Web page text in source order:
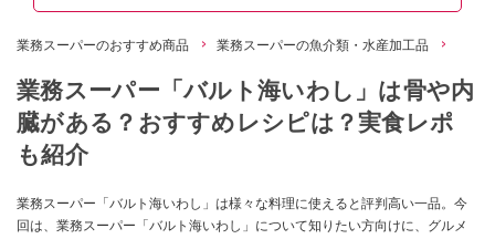
業務スーパーのおすすめ商品 業務スーパーの魚介類・水産加工品
業務スーパー「バルト海いわし」は骨や内
臓がある？おすすめレシピは？実食レポ
も紹介
業務スーパー「バルト海いわし」は様々な料理に使えると評判高い一品。今
回は、業務スーパー「バルト海いわし」について知りたい方向けに、グルメ